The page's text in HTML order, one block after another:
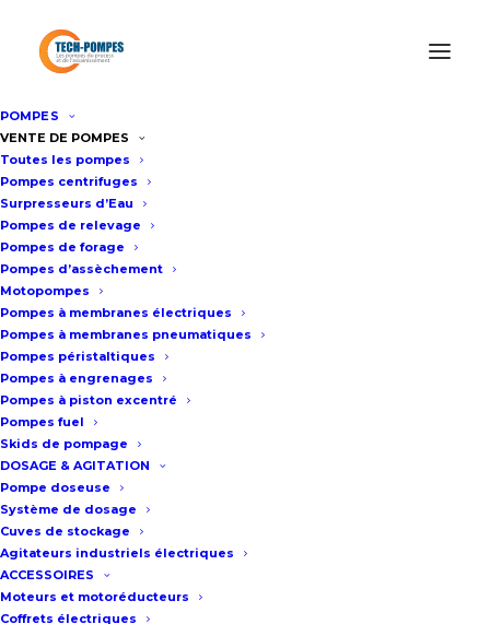
POMPES
VENTE DE POMPES
Toutes les pompes
Pompes centrifuges
Surpresseurs d’Eau
Pompes de relevage
Pompes de forage
Pompes d’assèchement
Motopompes
Pompes à membranes électriques
Pompes à membranes pneumatiques
Pompes péristaltiques
Pompes à engrenages
Pompes à piston excentré
Pompes fuel
Skids de pompage
DOSAGE & AGITATION
Pompe doseuse
Système de dosage
Cuves de stockage
Agitateurs industriels électriques
ACCESSOIRES
Moteurs et motoréducteurs
Coffrets électriques
Accueil /Pompes pneumatiques à membranes
3300 pneumatique à membranes GRACO 3 pouces
Pompe Husky 3300
pneumatique à membranes
GRACO 3 pouces
Fiche technique
Dimension des orifices de la
pompe Husky 3300 : Brides DN80
PN10/16 pour la version plastique –
Brides DN80 PN10/16 + G3
NPT pour la version métallique
Dimension de l’orifice